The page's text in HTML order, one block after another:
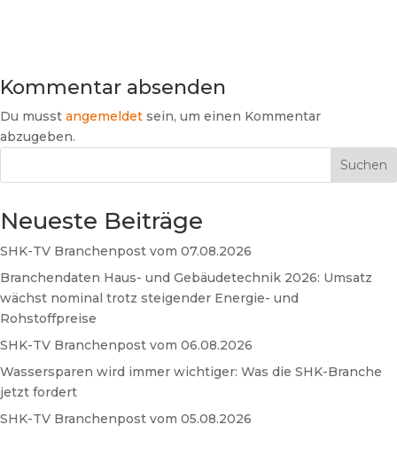
Kommentar absenden
Du musst angemeldet sein, um einen Kommentar
abzugeben.
Suchen
Neueste Beiträge
SHK-TV Branchenpost vom 07.08.2026
Branchendaten Haus- und Gebäudetechnik 2026: Umsatz
wächst nominal trotz steigender Energie- und
Rohstoffpreise
SHK-TV Branchenpost vom 06.08.2026
Wassersparen wird immer wichtiger: Was die SHK-Branche
jetzt fordert
SHK-TV Branchenpost vom 05.08.2026